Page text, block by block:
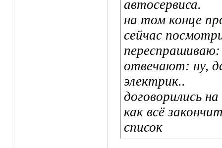
автосервиса.
на том конце
сейчас
отвечают: ну,
электрик..
договорились
как всё
список